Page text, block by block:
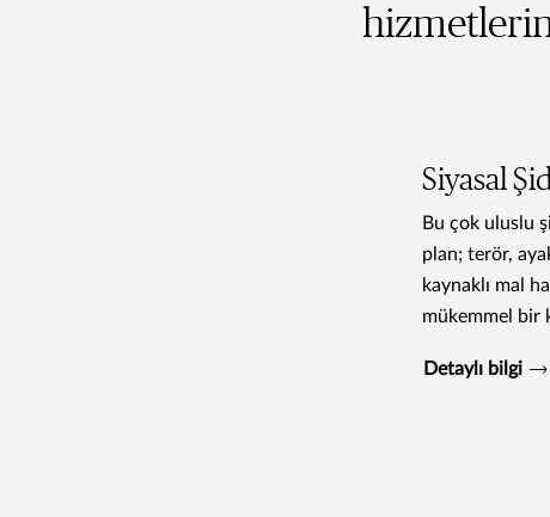
Siyasal
Bu çok uluslu
plan; terör,
kaynaklı mal
mükemmel bir
Detaylı bilgi